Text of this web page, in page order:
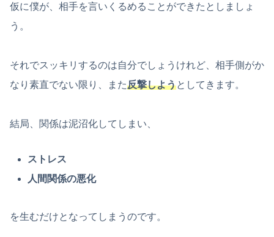
仮に僕が、相手を言いくるめることができたとしましょ
う。
それでスッキリするのは自分でしょうけれど、相手側がか
なり素直でない限り、また反撃しようとしてきます。
結局、関係は泥沼化してしまい、
ストレス
人間関係の悪化
を生むだけとなってしまうのです。